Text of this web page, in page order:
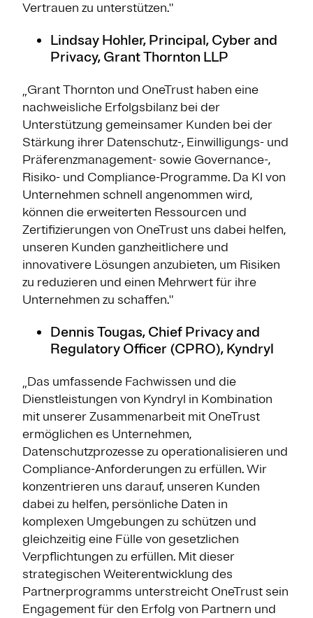
Vertrauen zu unterstützen."
Lindsay Hohler, Principal, Cyber and
Privacy, Grant Thornton LLP
„Grant Thornton und OneTrust haben eine
nachweisliche Erfolgsbilanz bei der
Unterstützung gemeinsamer Kunden bei der
Stärkung ihrer Datenschutz-, Einwilligungs- und
Präferenzmanagement- sowie Governance-,
Risiko- und Compliance-Programme. Da KI von
Unternehmen schnell angenommen wird,
können die erweiterten Ressourcen und
Zertifizierungen von OneTrust uns dabei helfen,
unseren Kunden ganzheitlichere und
innovativere Lösungen anzubieten, um Risiken
zu reduzieren und einen Mehrwert für ihre
Unternehmen zu schaffen."
Dennis Tougas, Chief Privacy and
Regulatory Officer (CPRO), Kyndryl
„Das umfassende Fachwissen und die
Dienstleistungen von Kyndryl in Kombination
mit unserer Zusammenarbeit mit OneTrust
ermöglichen es Unternehmen,
Datenschutzprozesse zu operationalisieren und
Compliance-Anforderungen zu erfüllen. Wir
konzentrieren uns darauf, unseren Kunden
dabei zu helfen, persönliche Daten in
komplexen Umgebungen zu schützen und
gleichzeitig eine Fülle von gesetzlichen
Verpflichtungen zu erfüllen. Mit dieser
strategischen Weiterentwicklung des
Partnerprogramms unterstreicht OneTrust sein
Engagement für den Erfolg von Partnern und